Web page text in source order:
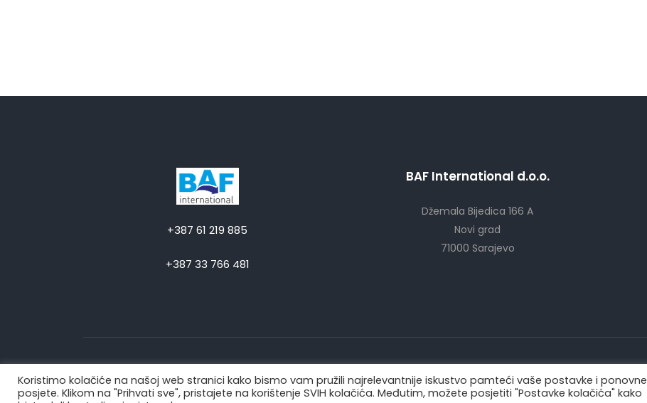
+387 61 219 885
+387 33 766 481
BAF International d.o.o.
Džemala Bijedica 166 A
Novi grad
71000 Sarajevo
© 2022BAF International |Sva prava zadržava |Web Design "CanaC"
Koristimo kolačiće na našoj web stranici kako bismo vam pružili najrelevantnije iskustvo pamteći vaše postavke i ponovne
posjete. Klikom na "Prihvati sve", pristajete na korištenje SVIH kolačića. Međutim, možete posjetiti "Postavke kolačića" kako